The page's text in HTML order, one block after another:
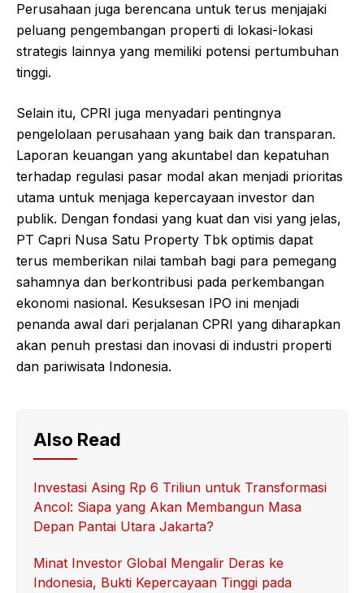
Perusahaan juga berencana untuk terus menjajaki
peluang pengembangan properti di lokasi-lokasi
strategis lainnya yang memiliki potensi pertumbuhan
tinggi.
Selain itu, CPRI juga menyadari pentingnya
pengelolaan perusahaan yang baik dan transparan.
Laporan keuangan yang akuntabel dan kepatuhan
terhadap regulasi pasar modal akan menjadi prioritas
utama untuk menjaga kepercayaan investor dan
publik. Dengan fondasi yang kuat dan visi yang jelas,
PT Capri Nusa Satu Property Tbk optimis dapat
terus memberikan nilai tambah bagi para pemegang
sahamnya dan berkontribusi pada perkembangan
ekonomi nasional. Kesuksesan IPO ini menjadi
penanda awal dari perjalanan CPRI yang diharapkan
akan penuh prestasi dan inovasi di industri properti
dan pariwisata Indonesia.
Also Read
Investasi Asing Rp 6 Triliun untuk Transformasi
Ancol: Siapa yang Akan Membangun Masa
Depan Pantai Utara Jakarta?
Minat Investor Global Mengalir Deras ke
Indonesia, Bukti Kepercayaan Tinggi pada